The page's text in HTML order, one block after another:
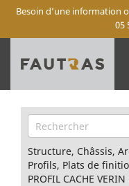
Besoin d’une information
05
Structure, Châssis,
Profils, Plats de